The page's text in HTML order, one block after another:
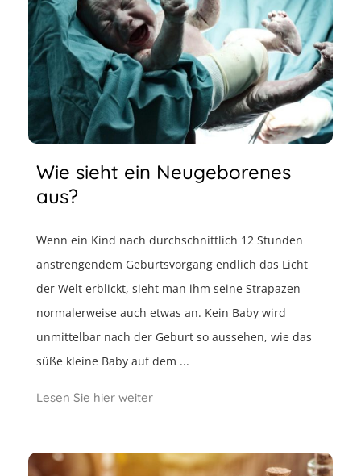
Wie sieht ein Neugeborenes
aus?
Wenn ein Kind nach durchschnittlich 12 Stunden
anstrengendem Geburtsvorgang endlich das Licht
der Welt erblickt, sieht man ihm seine Strapazen
normalerweise auch etwas an. Kein Baby wird
unmittelbar nach der Geburt so aussehen, wie das
süße kleine Baby auf dem ...
Lesen Sie hier weiter